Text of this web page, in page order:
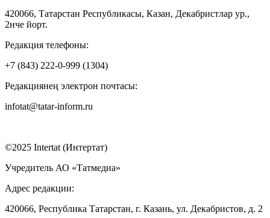
420066, Татарстан Республикасы, Казан, Декабристлар ур.,
2нче йорт.
Редакция телефоны:
+7 (843) 222-0-999 (1304)
Редакциянең электрон почтасы:
infotat@tatar-inform.ru
©2025 Intertat (Интертат)
Учредитель АО «Татмедиа»
Адрес редакции:
420066, Республика Татарстан, г. Казань, ул. Декабристов, д. 2